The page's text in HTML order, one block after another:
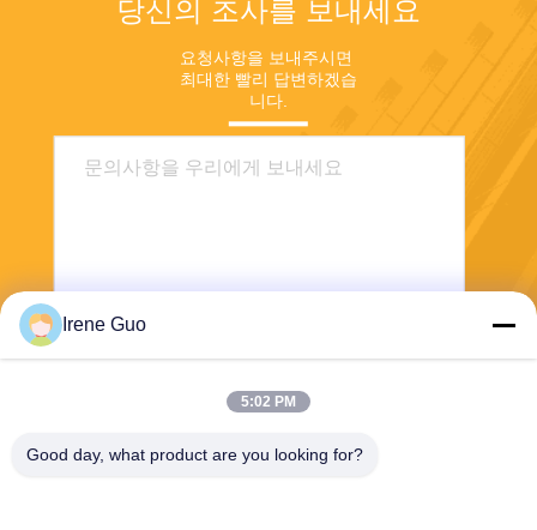
당신의 조사를 보내세요
요청사항을 보내주시면
최대한 빨리 답변하겠습
니다.
Irene Guo
5:02 PM
Good day, what product are you looking for?